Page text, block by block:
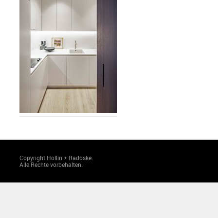
Copyright Hollin + Radoske.
Alle Rechte vorbehalten.